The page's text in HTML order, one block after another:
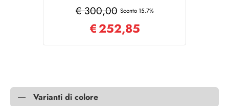
€ 300,00 Sconto 15.7%
€252,85
Varianti di colore